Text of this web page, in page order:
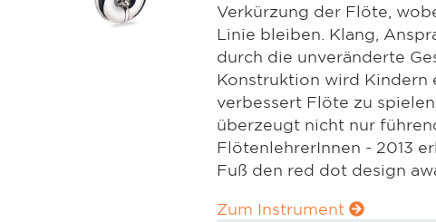
Verkürzung der Flöte,
Linie bleiben. Klang,
durch die unveränderte
Konstruktion wird Kindern
verbessert Flöte zu
überzeugt nicht nur
FlötenlehrerInnen - 2013
Fuß den red dot design
Zum Instrument